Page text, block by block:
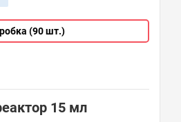
(90 шт.)
15 мл